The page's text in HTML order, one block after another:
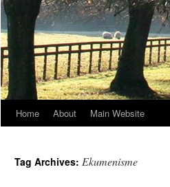
Home About Main Website
Tag Archives: Ekumenisme